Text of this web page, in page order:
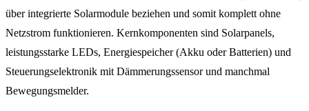
über integrierte Solarmodule beziehen und somit komplett ohne
Netzstrom funktionieren. Kernkomponenten sind Solarpanels,
leistungsstarke LEDs, Energiespeicher (Akku oder Batterien) und
Steuerungselektronik mit Dämmerungssensor und manchmal
Bewegungsmelder.